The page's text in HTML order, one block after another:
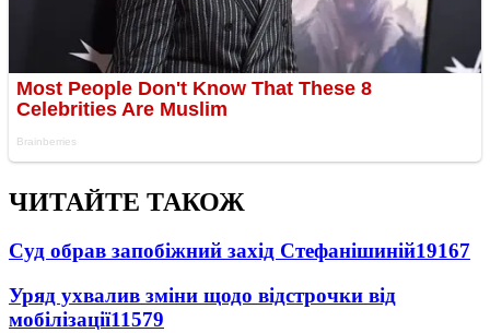
ЧИТАЙТЕ ТАКОЖ
Суд обрав запобіжний захід Стефанішиній19167
Уряд ухвалив зміни щодо відстрочки від
мобілізації11579